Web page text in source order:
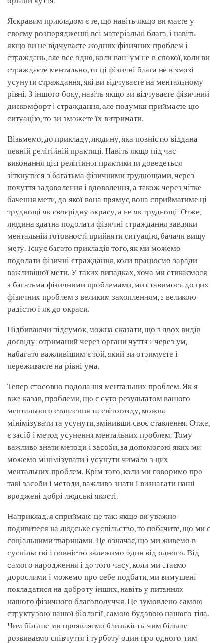
Яскравим прикладом є те, що навіть якщо ви маєте у
своєму розпорядженні всі матеріальні блага, і навіть
якщо ви не відчуваєте жодних фізичних проблем і
страждань, але все одно, коли ваш ум не в спокої, коли ви
страждаєте ментально, то ці фізичні блага не в змозі
усунути страждання, які ви відчуваєте на ментальному
рівні. З іншого боку, навіть якщо ви відчуваєте фізичний
дискомфорт і страждання, але подумки приймаєте цю
ситуацію, то ви зможете їх витримати.
Візьмемо, до прикладу, людину, яка повністю віддана
певній релігійній практиці. Навіть якщо під час
виконання цієї релігійної практики їй доведеться
зіткнутися з багатьма фізичними труднощами, через
почуття задоволення і вдоволення, а також через чітке
бачення мети, до якої вона прямує, вона сприйматиме ці
труднощі як своєрідну окрасу, а не як труднощі. Отже,
людина здатна подолати фізичні страждання завдяки
ментальній готовності прийняти ситуацію, бачачи вищу
мету. Існує багато прикладів того, як ми можемо
подолати фізичні страждання, коли працюємо заради
важливішої мети. У таких випадках, хоча ми стикаємося
з багатьма фізичними проблемами, ми ставимося до цих
фізичних проблем з великим захопленням, з великою
радістю і як до окраси.
Підбиваючи підсумок, можна сказати, що з двох видів
досвіду: отриманий через органи чуття і через ум,
набагато важливішим є той, який ви отримуєте і
переживаєте на рівні ума.
Тепер стосовно подолання ментальних проблем. Як я
вже казав, проблеми, що є суто результатом вашого
ментального ставлення та світогляду, можна
мінімізувати та усунути, змінивши своє ставлення. Отже,
є засіб і метод усунення ментальних проблем. Тому
важливо знати методи і засоби, за допомогою яких ми
можемо мінімізувати і усунути чимало з цих
ментальних проблем. Крім того, коли ми говоримо про
такі засоби і методи, важливо знати і визнавати наші
вроджені добрі людські якості.
Наприклад, я сприймаю це так: якщо ви уважно
подивитеся на людське суспільство, то побачите, що ми є
соціальними тваринами. Це означає, що ми живемо в
суспільстві і повністю залежимо один від одного. Від
самого народження і до того часу, коли ми стаємо
дорослими і можемо про себе подбати, ми вимушені
покладатися на доброту інших, навіть у питаннях
нашого фізичного благополуччя. Це зумовлено самою
структурою нашої біології, самою будовою нашого тіла.
Чим більше ми проявляємо близькість, чим більше
розвиваємо співчуття і турботу один про одного, тим